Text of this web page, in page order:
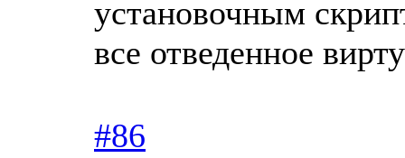
установочным
все отведенное
#86